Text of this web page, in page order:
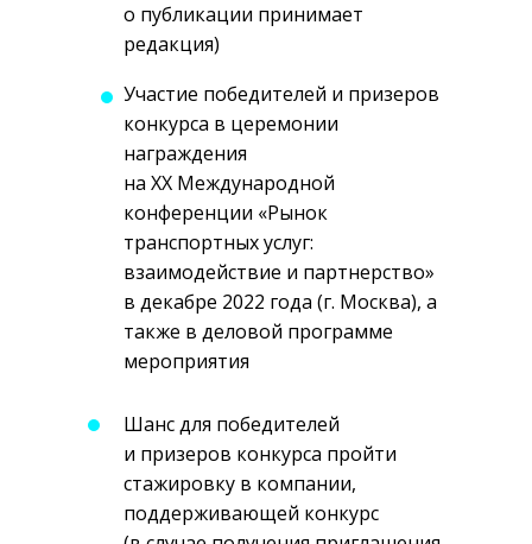
о публикации принимает
редакция)
Участие победителей и призеров
конкурса в церемонии
награждения
на XX Международной
конференции «Рынок
транспортных услуг:
взаимодействие и партнерство»
в декабре 2022 года (г. Москва), а
также в деловой программе
мероприятия
Шанс для победителей
и призеров конкурса пройти
стажировку в компании,
поддерживающей конкурс